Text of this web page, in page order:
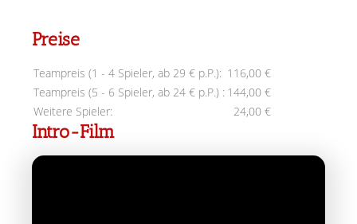
Preise
Teampreis (1 - 4 Spieler, ab 29 € p.P.): 116,00 €
Teampreis (5 - 6 Spieler, ab 24 € p.P.) : 144,00 €
Weitere Spieler:
24,00 €
Intro-Film